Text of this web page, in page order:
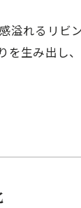
溢れるリビ
を生み出し